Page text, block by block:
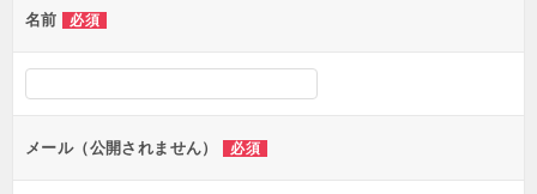
ー
シ
ン
名前 必須
メール（公開されません） 必須